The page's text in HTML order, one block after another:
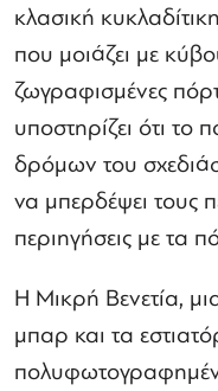
κλασική
που μοιάζει με
ζωγραφισμένες
υποστηρίζει ότι το
δρόμων του
να μπερδέψει τους
περιηγήσεις με τα
Η Μικρή Βενετία,
μπαρ και τα